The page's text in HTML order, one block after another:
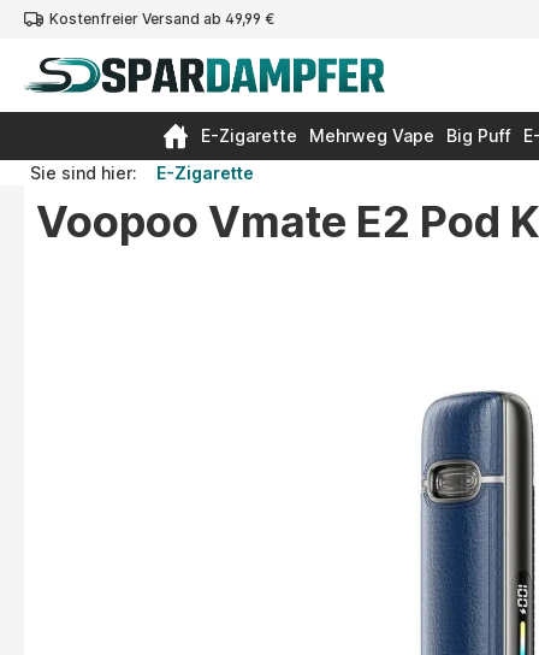
Zur Hauptnavigation springen
Kostenfreier Versand ab 49,99 €
E-Zigarette Mehrweg Vape Big Puff
Sie sind hier:
E-Zigarette
Voopoo Vmate E2 Pod